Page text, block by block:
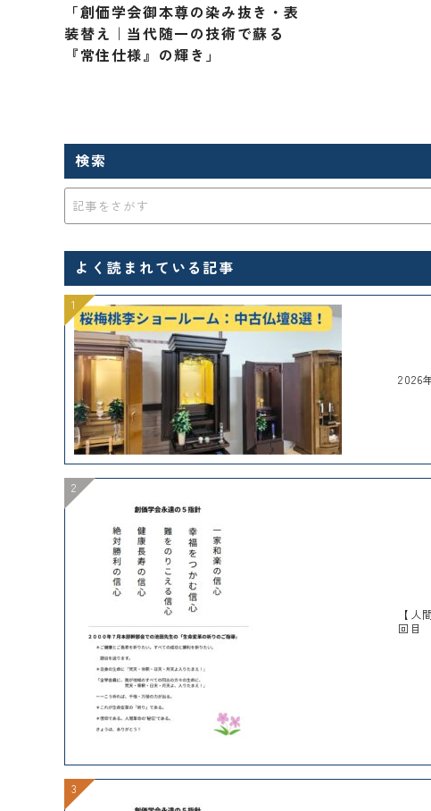
「創価学会御本尊の染み抜き・表
装替え｜当代随一の技術で蘇る
『常住仕様』の輝き」
検索
よく読まれている記事
2026
【
回目